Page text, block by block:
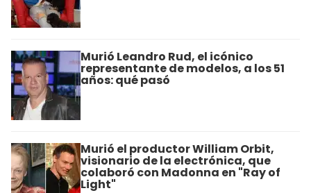
Murió Leandro Rud, el icónico
representante de modelos, a los 51
años: qué pasó
Murió el productor William Orbit,
visionario de la electrónica, que
colaboró con Madonna en "Ray of
Light"